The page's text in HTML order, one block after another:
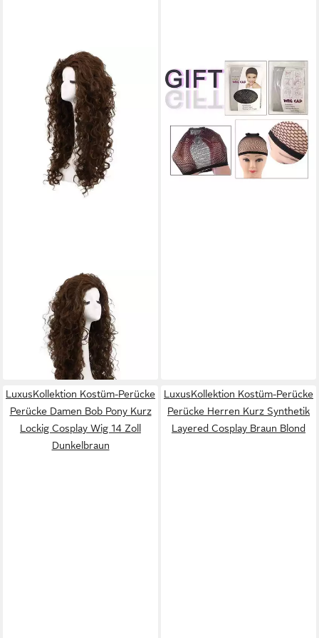
LUXUSKOLLEKTION
Kostüm-Perücke Perücke
Damen lockig dunkelbraun
verstellbar Cosplay
81,95 €
lieferbar - in 3-4 Werktagen bei dir
LUXUSKOLLEKTION
Kostüm-Perücke Perücke
Frauen Cosplay Haar blond
70,95 €
lieferbar - in 3-4 Werktagen bei dir
LuxusKollektion Kostüm-Perücke
Perücke Damen Bob Pony Kurz
Lockig Cosplay Wig 14 Zoll
Dunkelbraun
LuxusKollektion Kostüm-Perücke
Perücke Herren Kurz Synthetik
Layered Cosplay Braun Blond